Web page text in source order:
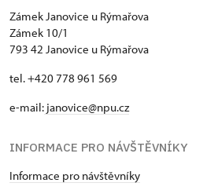
Zámek Janovice u Rýmařova
Zámek 10/1
793 42 Janovice u Rýmařova
tel. +420 778 961 569
e-mail: janovice@npu.cz
INFORMACE PRO NÁVŠTĚVNÍKY
Informace pro návštěvníky